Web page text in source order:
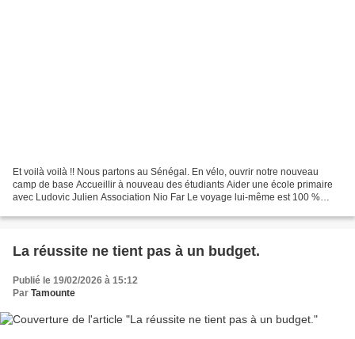
Et voilà voilà !! Nous partons au Sénégal. En vélo, ouvrir notre nouveau
camp de base Accueillir à nouveau des étudiants Aider une école primaire
avec Ludovic Julien Association Nio Far Le voyage lui-même est 100 %
La réussite ne tient pas à un budget.
Publié le 19/02/2026 à 15:12
Par Tamounte